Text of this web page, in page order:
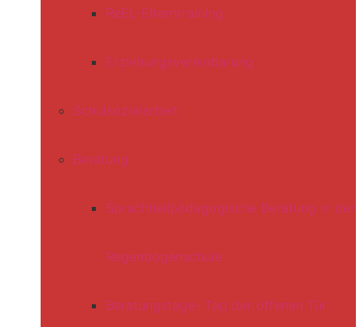
ReEL-Elterntraining
Erziehungsvereinbarung
Schulsozialarbeit
Beratung
Sprachheilpädagogische Beratung in der
Regenbogenschule
Beratungstage- Tag der offenen Tür